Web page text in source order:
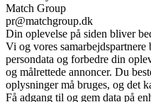
Match Group
pr@matchgroup.dk
Din oplevelse på siden bliver
Vi og vores
persondata og forbedre din
og målrettede annoncer. Du
oplysninger må bruges, og det
Få adgang til og gem data på